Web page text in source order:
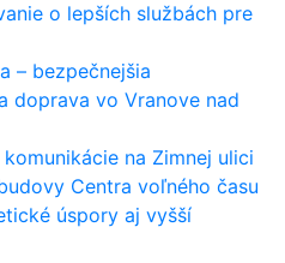
o lepších službách pre
– bezpečnejšia
doprava vo Vranove nad
na Zimnej ulici
Centra voľného času
úspory aj vyšší